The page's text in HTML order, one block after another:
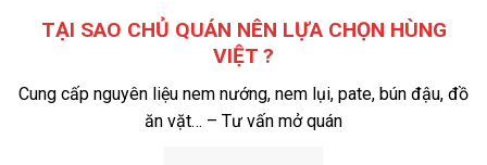
TẠI SAO CHỦ QUÁN NÊN LỰA CHỌN HÙNG
VIỆT ?
Cung cấp nguyên liệu nem nướng, nem lụi, pate, bún đậu, đồ
ăn vặt… – Tư vấn mở quán